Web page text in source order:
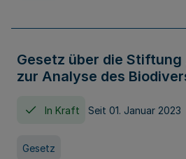
Gesetz über die
zur Analyse des
In Kraft Seit 01. Januar 2023
Gesetz